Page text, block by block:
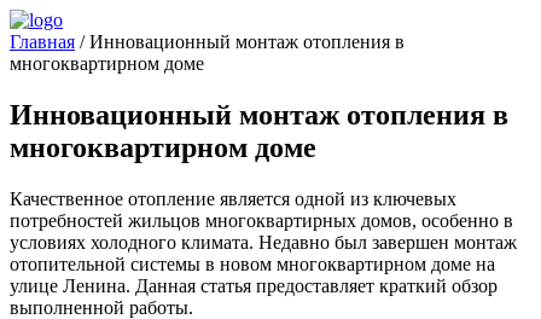
Главная /Инновационный монтаж отопления в
многоквартирном доме
Инновационный монтаж отопления в
многоквартирном доме
Качественное отопление является одной из ключевых
потребностей жильцов многоквартирных домов, особенно в
условиях холодного климата. Недавно был завершен монтаж
отопительной системы в новом многоквартирном доме на
улице Ленина. Данная статья предоставляет краткий обзор
выполненной работы.